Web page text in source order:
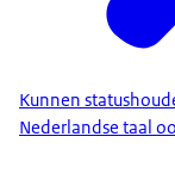
Kunnen
Nederlandse taal